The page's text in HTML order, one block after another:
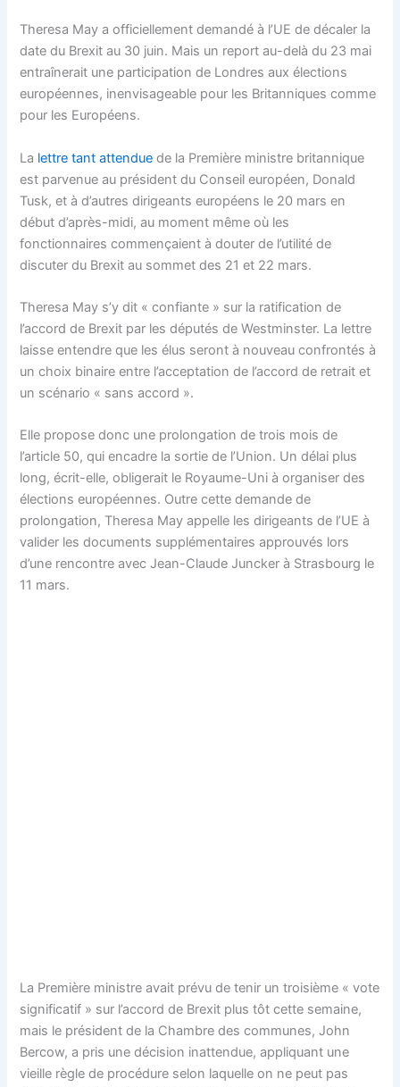
Theresa May a officiellement demandé à l’UE de décaler la
date du Brexit au 30 juin. Mais un report au-delà du 23 mai
entraînerait une participation de Londres aux élections
européennes, inenvisageable pour les Britanniques comme
pour les Européens.
La lettre tant attendue de la Première ministre britannique
est parvenue au président du Conseil européen, Donald
Tusk, et à d’autres dirigeants européens le 20 mars en
début d’après-midi, au moment même où les
fonctionnaires commençaient à douter de l’utilité de
discuter du Brexit au sommet des 21 et 22 mars.
Theresa May s’y dit « confiante » sur la ratification de
l’accord de Brexit par les députés de Westminster. La lettre
laisse entendre que les élus seront à nouveau confrontés à
un choix binaire entre l’acceptation de l’accord de retrait et
un scénario « sans accord ».
Elle propose donc une prolongation de trois mois de
l’article 50, qui encadre la sortie de l’Union. Un délai plus
long, écrit-elle, obligerait le Royaume-Uni à organiser des
élections européennes. Outre cette demande de
prolongation, Theresa May appelle les dirigeants de l’UE à
valider les documents supplémentaires approuvés lors
d’une rencontre avec Jean-Claude Juncker à Strasbourg le
11 mars.
La Première ministre avait prévu de tenir un troisième « vote
significatif » sur l’accord de Brexit plus tôt cette semaine,
mais le président de la Chambre des communes, John
Bercow, a pris une décision inattendue, appliquant une
vieille règle de procédure selon laquelle on ne peut pas